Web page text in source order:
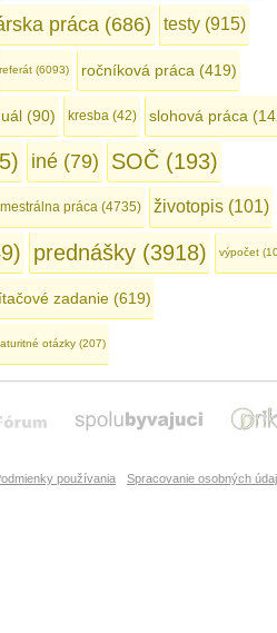
práca (686) testy (915)
referát (6093) ročníková práca (419)
(90) kresba (42) slohová práca
iné (79) SOČ (193)
práca (4735) životopis (101)
prednášky (3918) výpočet
zadanie (619)
otázky (207)
používania Spracovanie osobných